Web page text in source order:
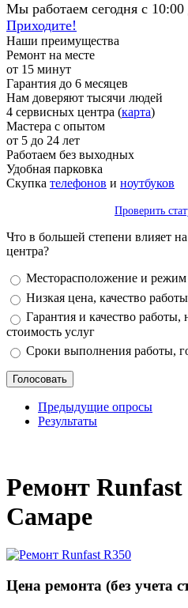
Мы работаем сегодня с 10:00
Приходите!
Наши преимущества
Ремонт на месте
от 15 минут
Гарантия до 6 месяцев
Нам доверяют тысячи людей
4 сервисных центра (карта)
Мастера с опытом
от 5 до 24 лет
Работаем без выходных
Удобная парковка
Скупка телефонов и ноутбуков
Проверить
Что в большей степени влияет
центра?
Варианты
Месторасположение и
Низкая цена, качество
Гарантия и качество
стоимость услуг
Сроки выполнения работы,
Предыдущие опросы
Результаты
Ремонт Runfast
Самаре
Цена ремонта (без учета